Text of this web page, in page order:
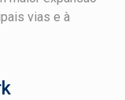
vias e à